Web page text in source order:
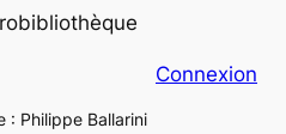
Connexion
: Philippe Ballarini